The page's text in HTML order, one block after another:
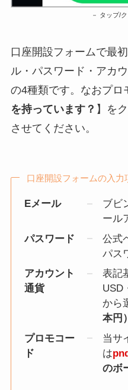
タップ/
口座開設フォームで最
ル・パスワード・アカ
の4種類です。なおプロ
を持っています？ 】を
させてください。
口座開設フォームの入力
Eメール
ブビ
ール
パスワード
公式
パス
アカウント
通貨
表記
USD
から
本円）
プロモコー
ド
当サ
は
のボ